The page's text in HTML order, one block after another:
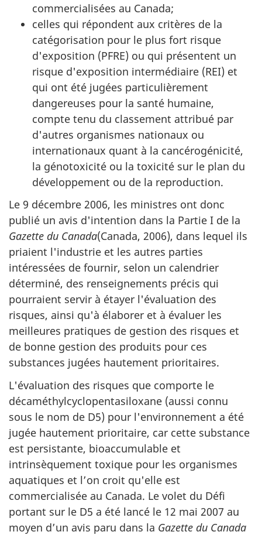
commercialisées au Canada;
celles qui répondent aux critères de la
catégorisation pour le plus fort risque
d'exposition (PFRE) ou qui présentent un
risque d'exposition intermédiaire (REI) et
qui ont été jugées particulièrement
dangereuses pour la santé humaine,
compte tenu du classement attribué par
d'autres organismes nationaux ou
internationaux quant à la cancérogénicité,
la génotoxicité ou la toxicité sur le plan du
développement ou de la reproduction.
Le 9 décembre 2006, les ministres ont donc
publié un avis d'intention dans la Partie I de la
Gazette du Canada(Canada, 2006), dans lequel ils
priaient l'industrie et les autres parties
intéressées de fournir, selon un calendrier
déterminé, des renseignements précis qui
pourraient servir à étayer l'évaluation des
risques, ainsi qu'à élaborer et à évaluer les
meilleures pratiques de gestion des risques et
de bonne gestion des produits pour ces
substances jugées hautement prioritaires.
L'évaluation des risques que comporte le
décaméthylcyclopentasiloxane (aussi connu
sous le nom de D5) pour l'environnement a été
jugée hautement prioritaire, car cette substance
est persistante, bioaccumulable et
intrinsèquement toxique pour les organismes
aquatiques et l’on croit qu'elle est
commercialisée au Canada. Le volet du Défi
portant sur le D5 a été lancé le 12 mai 2007 au
moyen d’un avis paru dans la Gazette du Canada